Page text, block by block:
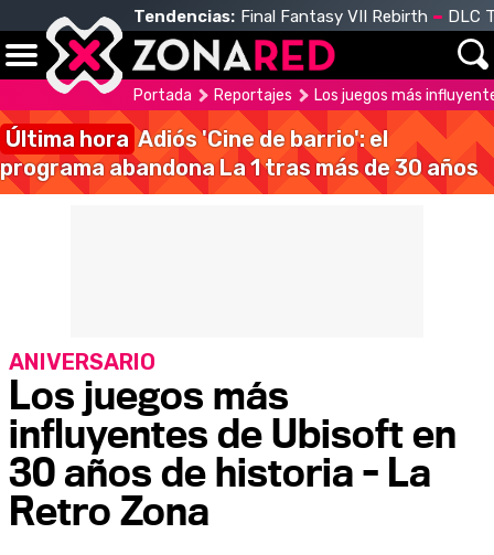
Tendencias: Final Fantasy VII Rebirth DLC
Portada Reportajes Los juegos más
Última hora Adiós 'Cine de barrio': el
programa abandona La 1 tras más de 30 años
Los juegos más
influyentes de Ubisoft en
30 años de historia - La
Retro Zona
ANIVERSARIO